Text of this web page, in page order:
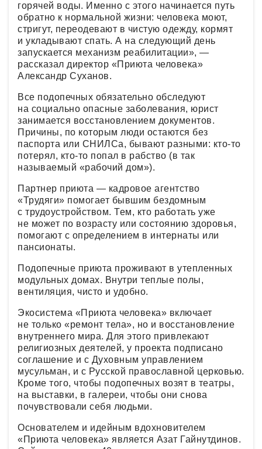
горячей воды. Именно с этого начинается путь
обратно к нормальной жизни: человека моют,
стригут, переодевают в чистую одежду, кормят
и укладывают спать. А на следующий день
запускается механизм реабилитации», —
рассказал директор «Приюта человека»
Александр Суханов.
Все подопечных обязательно обследуют
на социально опасные заболевания, юрист
занимается восстановлением документов.
Причины, по которым люди остаются без
паспорта или СНИЛСа, бывают разными: кто-то
потерял, кто-то попал в рабство (в так
называемый «рабочий дом»).
Партнер приюта — кадровое агентство
«Трудяги» помогает бывшим бездомным
с трудоустройством. Тем, кто работать уже
не может по возрасту или состоянию здоровья,
помогают с определением в интернаты или
пансионаты.
Подопечные приюта проживают в утепленных
модульных домах. Внутри теплые полы,
вентиляция, чисто и удобно.
Экосистема «Приюта человека» включает
не только «ремонт тела», но и восстановление
внутреннего мира. Для этого привлекают
религиозных деятелей, у проекта подписано
соглашение и с Духовным управлением
мусульман, и с Русской православной церковью.
Кроме того, чтобы подопечных возят в театры,
на выставки, в галереи, чтобы они снова
почувствовали себя людьми.
Основателем и идейным вдохновителем
«Приюта человека» является Азат Гайнутдинов.